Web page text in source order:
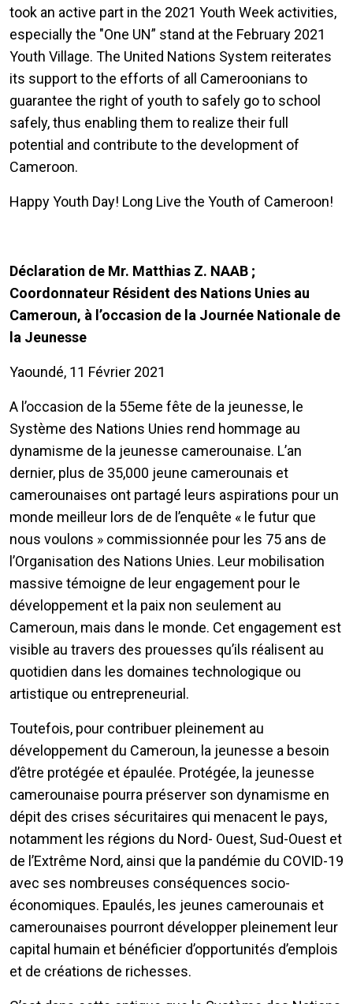
took an active part in the 2021 Youth Week activities,
especially the "One UN” stand at the February 2021
Youth Village. The United Nations System reiterates
its support to the efforts of all Cameroonians to
guarantee the right of youth to safely go to school
safely, thus enabling them to realize their full
potential and contribute to the development of
Cameroon.
Happy Youth Day! Long Live the Youth of Cameroon!
Déclaration de Mr. Matthias Z. NAAB ;
Coordonnateur Résident des Nations Unies au
Cameroun, à l’occasion de la Journée Nationale de
la Jeunesse
Yaoundé, 11 Février 2021
A l’occasion de la 55eme fête de la jeunesse, le
Système des Nations Unies rend hommage au
dynamisme de la jeunesse camerounaise. L’an
dernier, plus de 35,000 jeune camerounais et
camerounaises ont partagé leurs aspirations pour un
monde meilleur lors de de l’enquête « le futur que
nous voulons » commissionnée pour les 75 ans de
l’Organisation des Nations Unies. Leur mobilisation
massive témoigne de leur engagement pour le
développement et la paix non seulement au
Cameroun, mais dans le monde. Cet engagement est
visible au travers des prouesses qu’ils réalisent au
quotidien dans les domaines technologique ou
artistique ou entrepreneurial.
Toutefois, pour contribuer pleinement au
développement du Cameroun, la jeunesse a besoin
d’être protégée et épaulée. Protégée, la jeunesse
camerounaise pourra préserver son dynamisme en
dépit des crises sécuritaires qui menacent le pays,
notamment les régions du Nord- Ouest, Sud-Ouest et
de l’Extrême Nord, ainsi que la pandémie du COVID-19
avec ses nombreuses conséquences socio-
économiques. Epaulés, les jeunes camerounais et
camerounaises pourront développer pleinement leur
capital humain et bénéficier d’opportunités d’emplois
et de créations de richesses.